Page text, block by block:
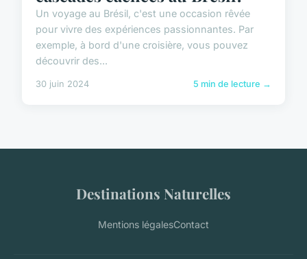
Un voyage au Brésil, c'est une occasion rêvée
pour vivre des expériences passionnantes. Par
exemple, à bord d'une croisière, vous pouvez
découvrir des...
30 juin 2024 5 min de lecture →
Destinations Naturelles
Mentions légalesContact